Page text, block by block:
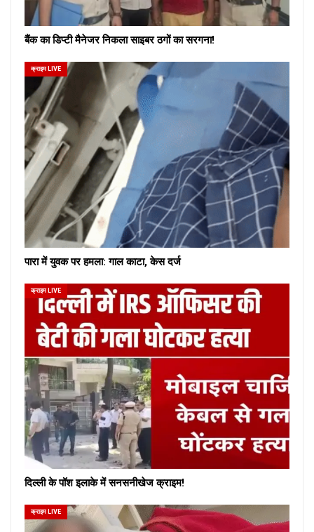
बैंक का डिप्टी मैनेजर निकला साइबर ठगों का सरगना!
क्राइम LIVE
पारा में युवक पर हमला: गाल काटा, केस दर्ज
क्राइम LIVE
दिल्ली के पॉश इलाके में सनसनीखेज क्राइम!
क्राइम LIVE